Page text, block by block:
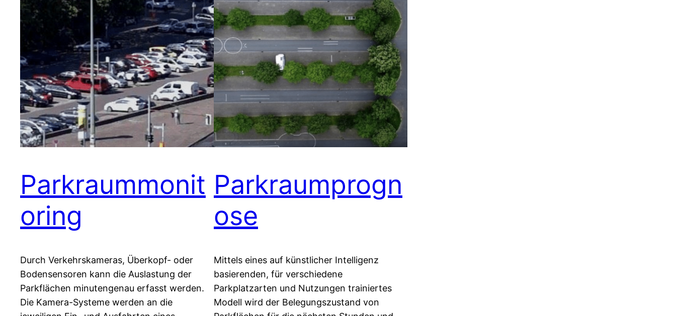
Parkraummonit
oring
Durch Verkehrskameras, Überkopf- oder
Bodensensoren kann die Auslastung der
Parkflächen minutengenau erfasst werden.
Die Kamera-Systeme werden an die
Parkraumprogn
ose
Mittels eines auf künstlicher Intelligenz
basierenden, für verschiedene
Parkplatzarten und Nutzungen trainiertes
Modell wird der Belegungszustand von